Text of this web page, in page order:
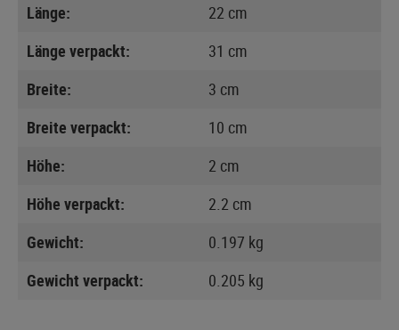
Länge:
22 cm
Länge verpackt:
31 cm
Breite:
3 cm
Breite verpackt:
10 cm
Höhe:
2 cm
Höhe verpackt:
2.2 cm
Gewicht:
0.197 kg
Gewicht verpackt:
0.205 kg